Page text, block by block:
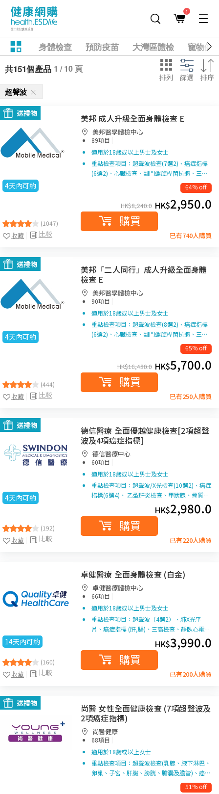
1
身體檢查 預防疫苗 大灣區體檢
寵物健
共151個產品 1 / 10 頁
排列 篩選 排序
超聲波
送禮物
4天內可約
(1047)
比較
收藏
美邦 成人升級全面身體檢查 E
美邦醫學體檢中心
89項目 |
適用於18歲或以上男士及女士
重點檢查項目：超聲波檢查(7選2)、癌症指標
(6選2)、心臟檢查、幽門螺旋桿菌抗體、三…
64% off
HK$8,240.0 HK$2,950.0
購買
已有740人購買
送禮物
4天內可約
(444)
比較
收藏
美邦「二人同行」成人升級全面身體
檢查 E
美邦醫學體檢中心
90項目 |
適用於18歲或以上男士及女士
重點檢查項目：超聲波檢查(8選2)、癌症指標
(6選2)、心臟檢查、幽門螺旋桿菌抗體、三…
65% off
HK$16,480.0 HK$5,700.0
購買
已有250人購買
送禮物
4天內可約
(192)
比較
收藏
德信醫療 全面優越健康檢查[2項超聲
波及4項癌症指標]
德信醫療中心
60項目 |
適用於18歲或以上男士及女士
重點檢查項目：超聲波/X光檢查(10選2)、癌症
指標(6選4)、 乙型肝炎檢查、甲狀腺、骨質…
HK$2,980.0
購買
已有220人購買
14天內可約
(160)
比較
收藏
卓健醫療 全面身體檢查 (白金)
卓健醫療體檢中心
66項目 |
適用於18歲或以上男士及女士
重點檢查項目：超聲波（4選2）、肺X光平
片、癌症指標 (肝,腸)、三高檢查、靜臥心電…
HK$3,990.0
購買
已有200人購買
送禮物
尚醫 女性全面健康檢查 (7項超聲波及
2項癌症指標)
尚醫健康
68項目 |
適用於18歲或以上女士
重點檢查項目：超聲波檢查(乳腺、腋下淋巴、
卵巢、子宮、肝臟、膀胱、膽囊及膽管)、癌…
51% off